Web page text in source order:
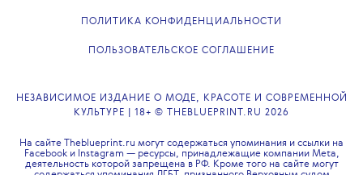
ПОЛИТИКА КОНФИДЕНЦИАЛЬНОСТИ
ПОЛЬЗОВАТЕЛЬСКОЕ СОГЛАШЕНИЕ
НЕЗАВИСИМОЕ ИЗДАНИЕ О МОДЕ, КРАСОТЕ И СОВРЕМЕННОЙ
КУЛЬТУРЕ | 18+ © THEBLUEPRINT.RU 2026
На сайте Theblueprint.ru могут содержаться упоминания и ссылки на
Facebook и Instagram — ресурсы, принадлежащие компании Meta,
деятельность которой запрещена в РФ. Кроме того на сайте могут